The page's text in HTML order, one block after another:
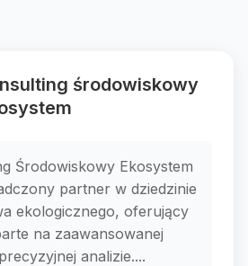
środowiskowy
Środowiskowy Ekosystem
partner w dziedzinie
ekologicznego, oferujący
na zaawansowanej
analizie....